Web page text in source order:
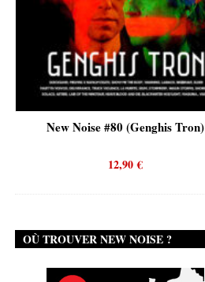
New Noise #80 (Genghis Tron)
12,90€
OÙ TROUVER NEW NOISE ?